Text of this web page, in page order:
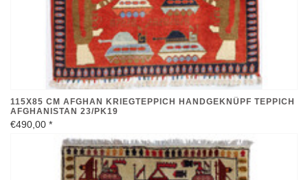
115X85 CM AFGHAN KRIEGTEPPICH HANDGEKNÜPF TEPPICH
€490,00*